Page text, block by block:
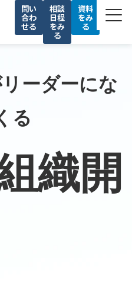
問い
合わ
せる
相談
日程
をみ
る
資料
をみ
る
強み
例
ー
報
情報
リーダーにな
る
織開